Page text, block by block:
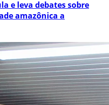
e leva debates sobre
amazônica a